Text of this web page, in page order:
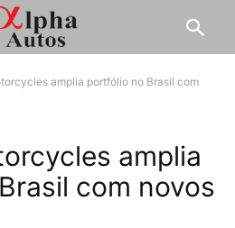
amplia portfólio no Brasil com
amplia
com novos